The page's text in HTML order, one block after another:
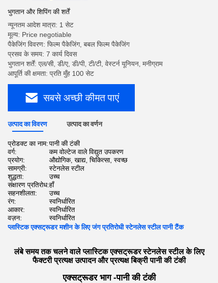
भुगतान और शिपिंग की शर्तें
न्यूनतम आदेश मात्रा: 1 सेट
मूल्य: Price negotiable
पैकेजिंग विवरण: फिल्म पैकेजिंग, बबल फिल्म पैकेजिंग
प्रसव के समय: 7 कार्य दिवस
भुगतान शर्तें: एल/सी, डी/ए, डी/पी, टी/टी, वेस्टर्न यूनियन, मनीग्राम
आपूर्ति की क्षमता: प्रति मुँह 100 सेट
सबसे अच्छी कीमत पाएं
उत्पाद का विवरण उत्पाद का वर्णन
प्रोडक्ट का नाम:पानी की टंकी
वर्ग:
कम वोल्टेज वाले विद्युत उपकरण
प्रयोग:
औद्योगिक, खाद्य, चिकित्सा, स्वच्छ
सामग्री:
स्टेनलेस स्टील
शुद्धता:
उच्च
संक्षारण प्रतिरोध:हाँ
सहनशीलता:
उच्च
रंग:
स्वनिर्धारित
आकार:
स्वनिर्धारित
वज़न:
स्वनिर्धारित
प्लास्टिक एक्सट्रूडर मशीन के लिए जंग प्रतिरोधी स्टेनलेस स्टील पानी टैंक
लंबे समय तक चलने वाले प्लास्टिक एक्सट्रूडर स्टेनलेस स्टील के लिए
फैक्टरी प्रत्यक्ष उत्पादन और प्रत्यक्ष बिक्री पानी की टंकी
एक्सट्रूडर भाग -पानी की टंकी